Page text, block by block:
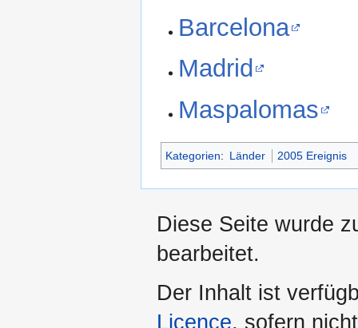
Barcelona
Madrid
Maspalomas
Kategorien: Länder 2005 Ereignis
Diese Seite wurde
bearbeitet.
Der Inhalt ist
Licence, sofern